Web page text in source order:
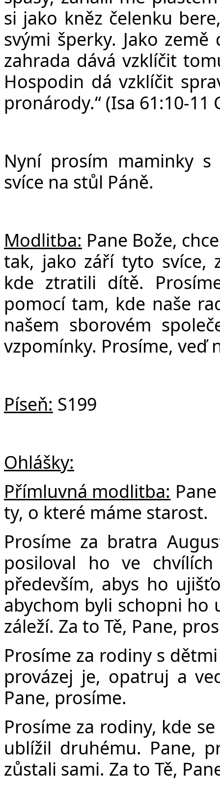
si jako kněz čelenku
svými šperky. Jako
zahrada dává vzklíčit
Hospodin dá vzklíčit
pronárody.“ (Isa 61:10-11
Nyní prosím maminky
svíce na stůl Páně.
Modlitba: Pane Bože,
tak, jako září tyto svíce,
kde ztratili dítě.
pomocí tam, kde naše
našem sborovém
vzpomínky. Prosíme, veď
Píseň: S199
Ohlášky:
Přímluvná modlitba:
ty, o které máme starost.
Prosíme za bratra
posiloval ho ve
především, abys ho
abychom byli schopni ho
záleží. Za to Tě, Pane,
Prosíme za rodiny s
provázej je, opatruj a
Pane, prosíme.
Prosíme za rodiny, kde
ublížil druhému. Pane,
zůstali sami. Za to Tě,